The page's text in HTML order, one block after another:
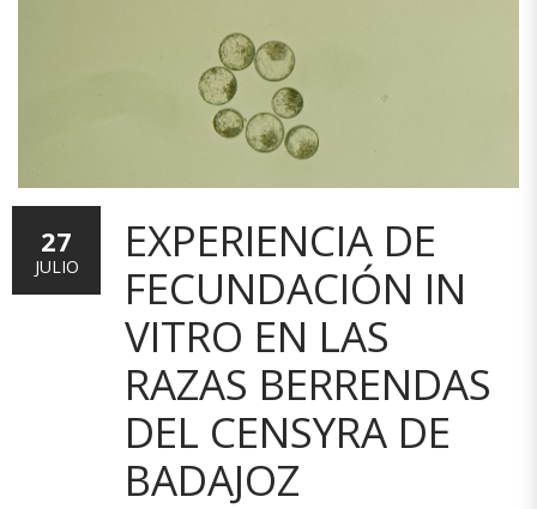
EXPERIENCIA DE
FECUNDACIÓN IN
VITRO EN LAS
RAZAS BERRENDAS
DEL CENSYRA DE
BADAJOZ
27
JULIO